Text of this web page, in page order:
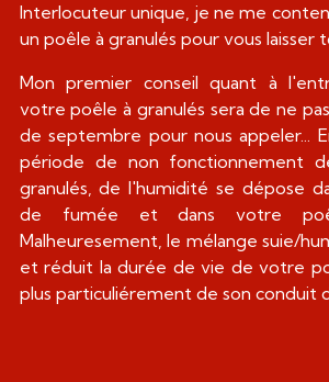
Interlocuteur unique, je ne me
un poêle à granulés pour vous laisser
Mon premier conseil quant à
votre poêle à granulés sera de ne
de septembre pour nous appeler...
période de non fonctionnement
granulés, de l'humidité se dépose
de fumée et dans votre
Malheuresement, le mélange suie/
et réduit la durée de vie de votre
plus particuliérement de son conduit